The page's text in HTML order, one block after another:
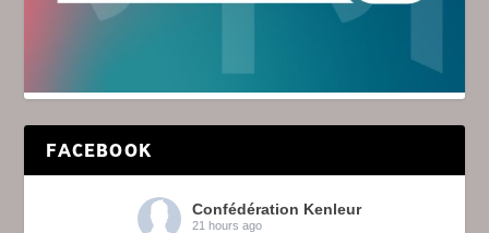
FACEBOOK
Confédération Kenleur
21 hours ago